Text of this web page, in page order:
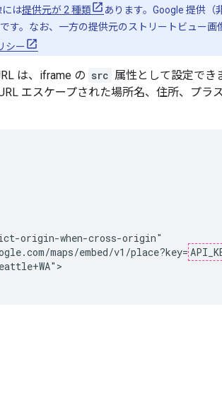
には提供元が 2 種類
あります。Google 提供
す。なお、一方の提供元のストリートビュー
シー
は、iframe の src 属性として設定でき
エスケープされた場所名、住所、プラ
origin-when-cross-origin"
maps/embed/v1/place?key=